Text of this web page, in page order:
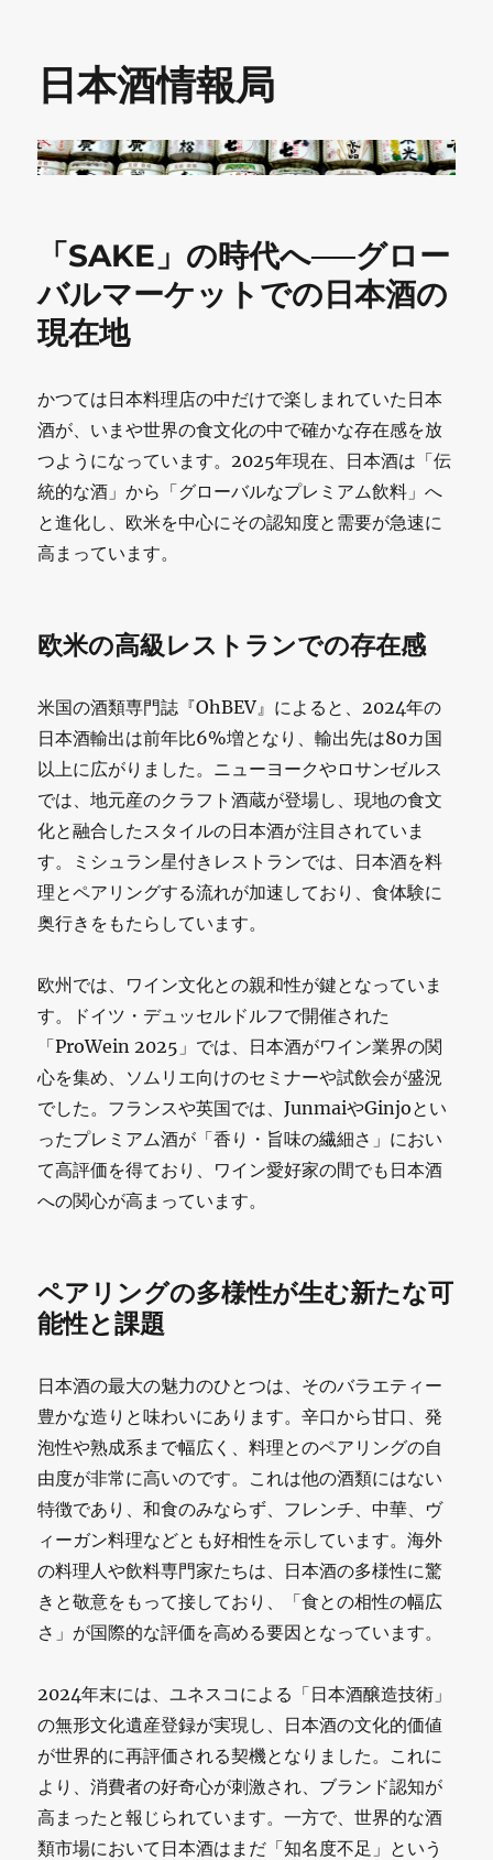
日本酒情報局
「SAKE」の時代へ──グロー
バルマーケットでの日本酒の
現在地
かつては日本料理店の中だけで楽しまれていた日本
酒が、いまや世界の食文化の中で確かな存在感を放
つようになっています。2025年現在、日本酒は「伝
統的な酒」から「グローバルなプレミアム飲料」へ
と進化し、欧米を中心にその認知度と需要が急速に
高まっています。
欧米の高級レストランでの存在感
米国の酒類専門誌『OhBEV』によると、2024年の
日本酒輸出は前年比6%増となり、輸出先は80カ国
以上に広がりました。ニューヨークやロサンゼルス
では、地元産のクラフト酒蔵が登場し、現地の食文
化と融合したスタイルの日本酒が注目されていま
す。ミシュラン星付きレストランでは、日本酒を料
理とペアリングする流れが加速しており、食体験に
奥行きをもたらしています。
欧州では、ワイン文化との親和性が鍵となっていま
す。ドイツ・デュッセルドルフで開催された
「ProWein 2025」では、日本酒がワイン業界の関
心を集め、ソムリエ向けのセミナーや試飲会が盛況
でした。フランスや英国では、JunmaiやGinjoとい
ったプレミアム酒が「香り・旨味の繊細さ」におい
て高評価を得ており、ワイン愛好家の間でも日本酒
への関心が高まっています。
ペアリングの多様性が生む新たな可
能性と課題
日本酒の最大の魅力のひとつは、そのバラエティー
豊かな造りと味わいにあります。辛口から甘口、発
泡性や熟成系まで幅広く、料理とのペアリングの自
由度が非常に高いのです。これは他の酒類にはない
特徴であり、和食のみならず、フレンチ、中華、ヴ
ィーガン料理などとも好相性を示しています。海外
の料理人や飲料専門家たちは、日本酒の多様性に驚
きと敬意をもって接しており、「食との相性の幅広
さ」が国際的な評価を高める要因となっています。
2024年末には、ユネスコによる「日本酒醸造技術」
の無形文化遺産登録が実現し、日本酒の文化的価値
が世界的に再評価される契機となりました。これに
より、消費者の好奇心が刺激され、ブランド認知が
高まったと報じられています。一方で、世界的な酒
類市場において日本酒はまだ「知名度不足」という